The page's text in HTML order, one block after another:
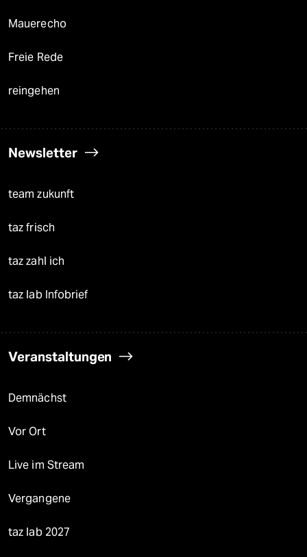
Mauerecho
Freie Rede
reingehen
Newsletter
team zukunft
taz frisch
taz zahl ich
taz lab Infobrief
Veranstaltungen
Demnächst
Vor Ort
Live im Stream
Vergangene
taz lab 2027